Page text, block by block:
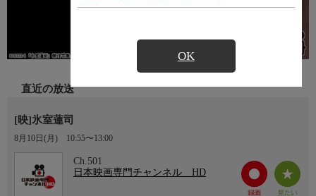
OK
直近の放送
[映]氷室蓮司
8月10日(月) 10:55〜13:00
Ch.501
日本映画専門チャンネル HD